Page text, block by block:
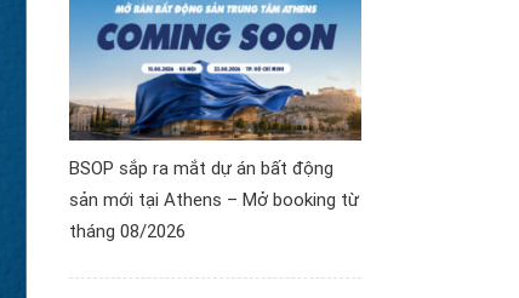
BSOP sắp ra mắt dự án bất động
sản mới tại Athens – Mở booking từ
tháng 08/2026